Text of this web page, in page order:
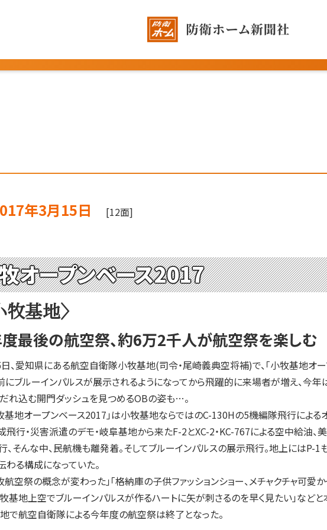
年3月15日 [12面]
オープンベース2017
牧基地〉
最後の航空祭、約6万2千人が航空祭を楽しむ
、愛知県にある航空自衛隊小牧基地(司令・尾崎義典空将補)で、「小牧基地オー
ブルーインパルスが展示されるようになってから飛躍的に来場者が増え、今
れ込む開門ダッシュを見つめるOBの姿も…。
基地オープンベース2017」は小牧基地ならではのC-130Hの5機編隊飛行による
飛行・災害派遣のデモ・岐阜基地から来たF-2とXC-2・KC-767による空中給油、
、そんな中、民航機も離発着。そしてブルーインパルスの展示飛行。地上には
わる構成になっていた。
航空祭の概念が変わった」「格納庫の子供ファッションショー、メチャクチャ可愛
牧基地上空でブルーインパルスが作るハートに矢が刺さるのを早く見たい」な
で航空自衛隊による今年度の航空祭は終了となった。